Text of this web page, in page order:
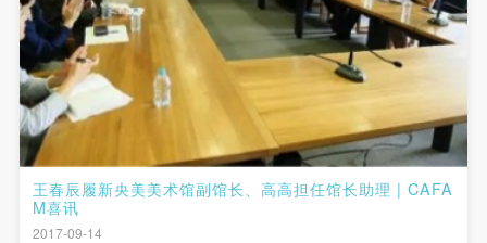
王春辰履新央美美术馆副馆长、高高担任馆长助理 | CAFA
M喜讯
2017-09-14
肖像权许可乙方作符合本协议约定和法律规定的用
途。
（2）、乙方中央美术学院美术馆是一所具有标志
性、专业性、国际化的现代公共美术馆。中央美术学
院美术馆与时代同行，努力塑造一个开放、自由、学
术的空间氛围，竭诚与各单位、企业、机构、艺术家
和观众进行良好互动。以学院的学术研究为基础，积
极策划国际、国内多视角、多领域的展览、论坛及公
肖像权许可乙方作符合本协议约定和法律规定的用
途。
（2）、乙方中央美术学院美术馆是一所具有标志
性、专业性、国际化的现代公共美术馆。中央美术学
院美术馆与时代同行，努力塑造一个开放、自由、学
术的空间氛围，竭诚与各单位、企业、机构、艺术家
和观众进行良好互动。以学院的学术研究为基础，积
极策划国际、国内多视角、多领域的展览、论坛及公
肖像权许可乙方作符合本协议约定和法律规定的用
途。
（2）、乙方中央美术学院美术馆是一所具有标志
性、专业性、国际化的现代公共美术馆。中央美术学
院美术馆与时代同行，努力塑造一个开放、自由、学
术的空间氛围，竭诚与各单位、企业、机构、艺术家
和观众进行良好互动。以学院的学术研究为基础，积
极策划国际、国内多视角、多领域的展览、论坛及公